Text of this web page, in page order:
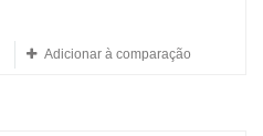
Adicionar à comparação